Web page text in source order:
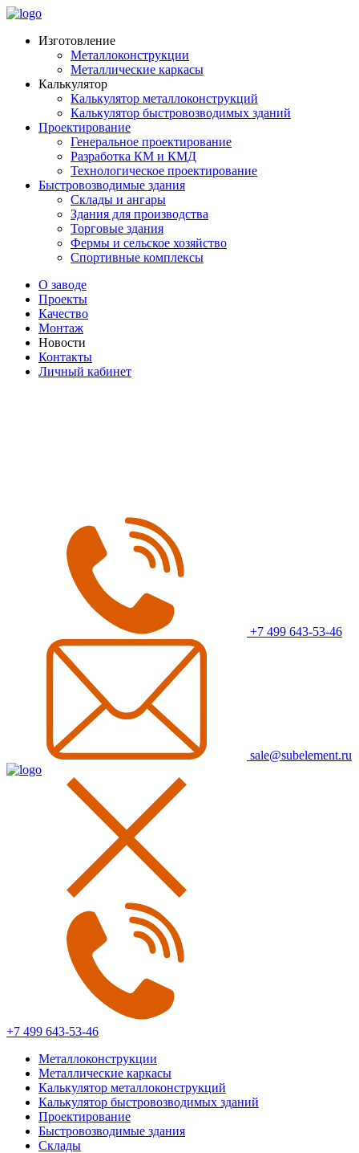
Изготовление
Металлоконструкции
Металлические каркасы
Калькулятор
Калькулятор металлоконструкций
Калькулятор быстровозводимых зданий
Проектирование
Генеральное проектирование
Разработка КМ и КМД
Технологическое проектирование
Быстровозводимые здания
Склады и ангары
Здания для производства
Торговые здания
Фермы и сельское хозяйство
Спортивные комплексы
О заводе
Проекты
Качество
Монтаж
Новости
Контакты
Личный кабинет
+7 499 643-53-46
sale@subelement.ru
+7 499 643-53-46
Металлоконструкции
Металлические каркасы
Калькулятор металлоконструкций
Калькулятор быстровозводимых зданий
Проектирование
Быстровозводимые здания
Склады